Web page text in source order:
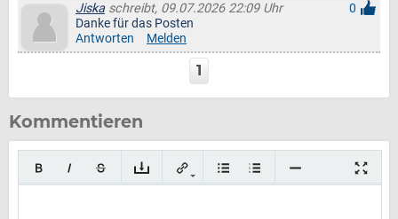
Jiska schreibt, 09.07.2026 22:09 Uhr
0
Danke für das Posten
Antworten
Melden
1
Kommentieren